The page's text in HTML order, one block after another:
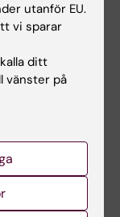
NP80
för högprecision i
utanför EU.
vi sparar
ditt
vänster på